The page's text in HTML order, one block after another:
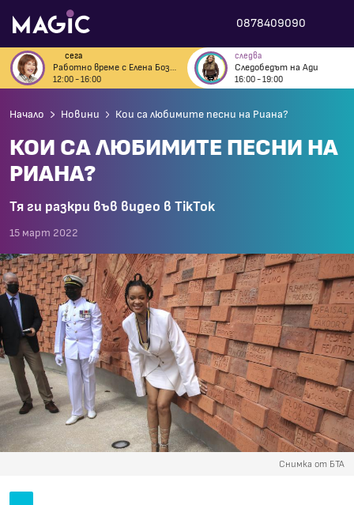
0878409090
сега
12:00 - 16:00
следва
Следобедът на Ади
16:00 - 19:00
Начало Новини Кои са любимите песни на Риана?
КОИ СА ЛЮБИМИТЕ ПЕСНИ НА
РИАНА?
Тя ги разкри във видео в TikTok
15 март 2022
Снимка от БТА